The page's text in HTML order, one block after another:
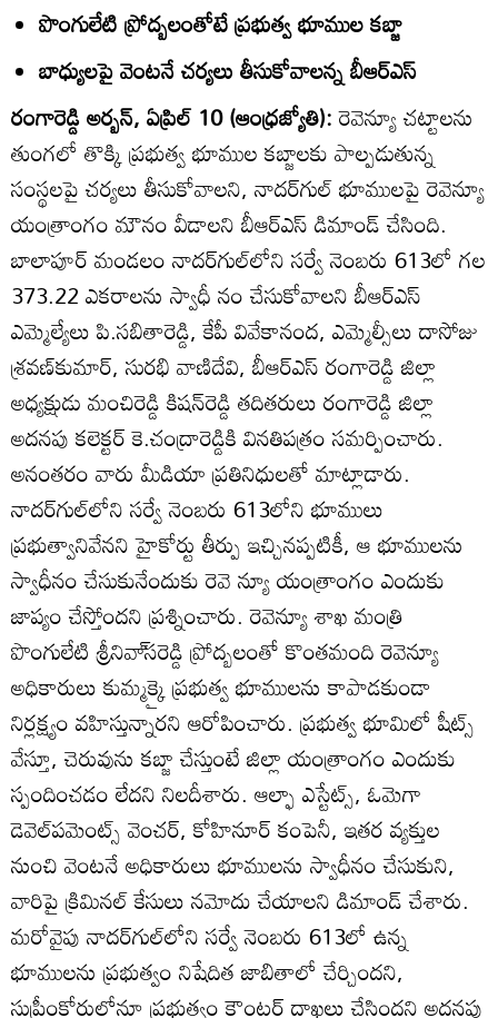
పొంగులేటి ప్రోద్బలంతోటే ప్రభుత్వ భూముల కబ్జా
బాధ్యులపై వెంటనే చర్యలు తీసుకోవాలన్న బీఆర్‌ఎస్‌
రంగారెడ్డి అర్బన్‌, ఏప్రిల్‌ 10 (ఆంధ్రజ్యోతి):రెవెన్యూ చట్టాలను
తుంగలో తొక్కి ప్రభుత్వ భూముల కబ్జాలకు పాల్పడుతున్న
సంస్థలపై చర్యలు తీసుకోవాలని, నాదర్‌గుల్‌ భూములపై రెవెన్యూ
యంత్రాంగం మౌనం వీడాలని బీఆర్‌ఎస్‌ డిమాండ్‌ చేసింది.
బాలాపూర్‌ మండలం నాదర్‌గుల్‌లోని సర్వే నెంబరు 613లో గల
373.22 ఎకరాలను స్వాధీ నం చేసుకోవాలని బీఆర్‌ఎస్‌
ఎమ్మెల్యేలు పి.సబితారెడ్డి, కేపీ వివేకానంద, ఎమ్మెల్సీలు దాసోజు
శ్రవణ్‌కుమార్‌, సురభి వాణిదేవి, బీఆర్‌ఎస్‌ రంగారెడ్డి జిల్లా
అధ్యక్షుడు మంచిరెడ్డి కిషన్‌రెడ్డి తదితరులు రంగారెడ్డి జిల్లా
అదనపు కలెక్టర్‌ కె.చంద్రారెడ్డికి వినతిపత్రం సమర్పించారు.
అనంతరం వారు మీడియా ప్రతినిధులతో మాట్లాడారు.
నాదర్‌గుల్‌లోని సర్వే నెంబరు 613లోని భూములు
ప్రభుత్వానివేనని హైకోర్టు తీర్పు ఇచ్చినప్పటికీ, ఆ భూములను
స్వాధీనం చేసుకునేందుకు రెవె న్యూ యంత్రాంగం ఎందుకు
జాప్యం చేస్తోందని ప్రశ్నించారు. రెవెన్యూ శాఖ మంత్రి
పొంగులేటి శ్రీనివా్‌సరెడ్డి ప్రోద్బలంతో కొంతమంది రెవెన్యూ
అధికారులు కుమ్మక్కై ప్రభుత్వ భూములను కాపాడకుండా
నిర్లక్ష్యం వహిస్తున్నారని ఆరోపించారు. ప్రభుత్వ భూమిలో షీట్స్‌
వేస్తూ, చెరువును కబ్జా చేస్తుంటే జిల్లా యంత్రాంగం ఎందుకు
స్పందించడం లేదని నిలదీశారు. ఆల్ఫా ఎస్టేట్స్‌, ఓమెగా
డెవెల్‌పమెంట్స్‌ వెంచర్‌, కోహినూర్‌ కంపెనీ, ఇతర వ్యక్తుల
నుంచి వెంటనే అధికారులు భూములను స్వాధీనం చేసుకుని,
వారిపై క్రిమినల్‌ కేసులు నమోదు చేయాలని డిమాండ్‌ చేశారు.
మరోవైపు నాదర్‌గుల్‌లోని సర్వే నెంబరు 613లో ఉన్న
భూములను ప్రభుత్వం నిషేదిత జాబితాలో చేర్చిందని,
సుప్రీంకోర్టులోనూ ప్రభుత్వం కౌంటర్‌ దాఖలు చేసిందని అదనపు